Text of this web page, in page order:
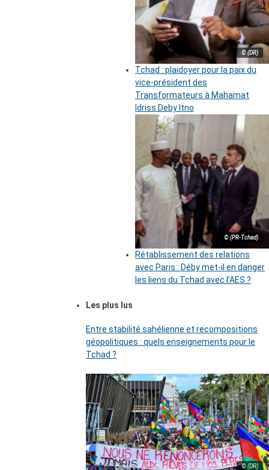
© (DR)
Tchad : plaidoyer pour la paix du
vice-président des
Transformateurs à Mahamat
Idriss Deby Itno
© (PR-Tchad)
Rétablissement des relations
avec Paris : Déby met-il en danger
les liens du Tchad avec l’AES ?
Les plus lus
Entre stabilité sahélienne et recompositions
géopolitiques : quels enseignements pour le
Tchad ?
© (DR)